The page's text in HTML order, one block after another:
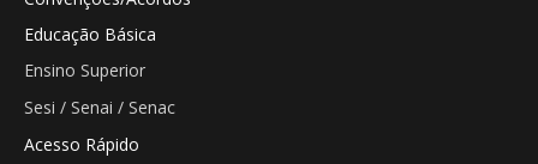
Educação Básica
Ensino Superior
Sesi / Senai / Senac
Acesso Rápido